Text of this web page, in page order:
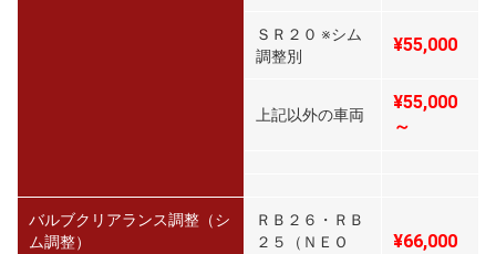
ＳＲ２０ ※シム
調整別
¥55,000
上記以外の車両
¥55,000
～
バルブクリアランス調整（シ
ム調整）
ＲＢ２６・ＲＢ
２５（ＮＥＯ
¥66,000